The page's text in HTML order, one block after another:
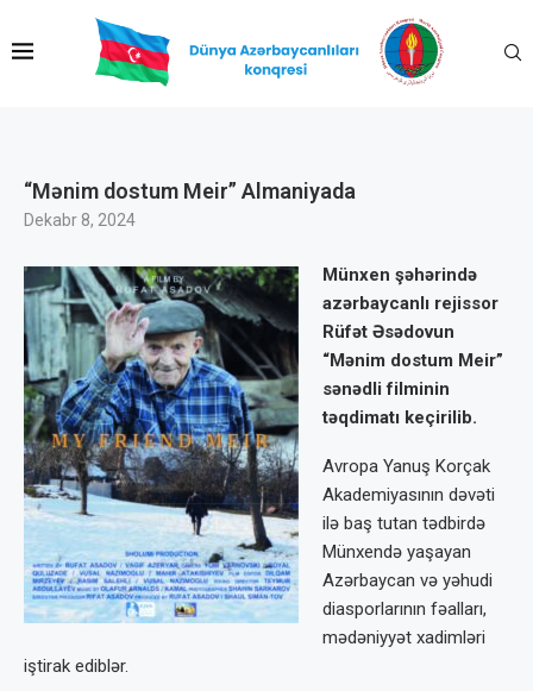
“Mənim dostum Meir” Almaniyada
Dekabr 8, 2024
Münxen şəhərində
azərbaycanlı rejissor
Rüfət Əsədovun
“Mənim dostum Meir”
sənədli filminin
təqdimatı keçirilib.
Avropa Yanuş Korçak
Akademiyasının dəvəti
ilə baş tutan tədbirdə
Münxendə yaşayan
Azərbaycan və yəhudi
diasporlarının fəalları,
mədəniyyət xadimləri
iştirak ediblər.